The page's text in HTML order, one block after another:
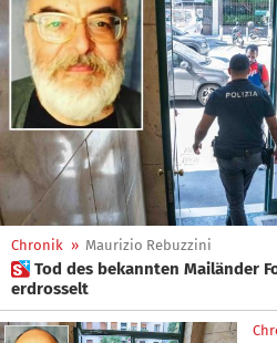
Chronik » Maurizio Rebuzzini
 Tod des bekannten Mailänder Fotografen: Rebuzzini wurde
erdrosselt